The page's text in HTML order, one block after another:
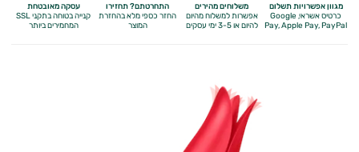
מגוון אפשרויות תשלום
כרטיס אשראי, Google
Pay,Apple Pay, PayPal
משלוחים מהירים
אפשרות למשלוח מהיום
להיום או 3-5 ימי עסקים
התחרטתם? תחזירו
החזר כספי מלאבהחזרת
המוצר
עסקה מאובטחת
קנייה בטוחה בתקני SSL
המחמירים ביותר